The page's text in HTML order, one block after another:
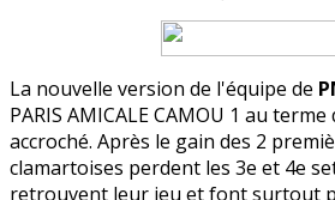
La nouvelle version de l'équipe de
PARIS AMICALE CAMOU 1 au
accroché. Après le gain des 2
clamartoises perdent les 3e et 4e
retrouvent leur jeu et font surtout